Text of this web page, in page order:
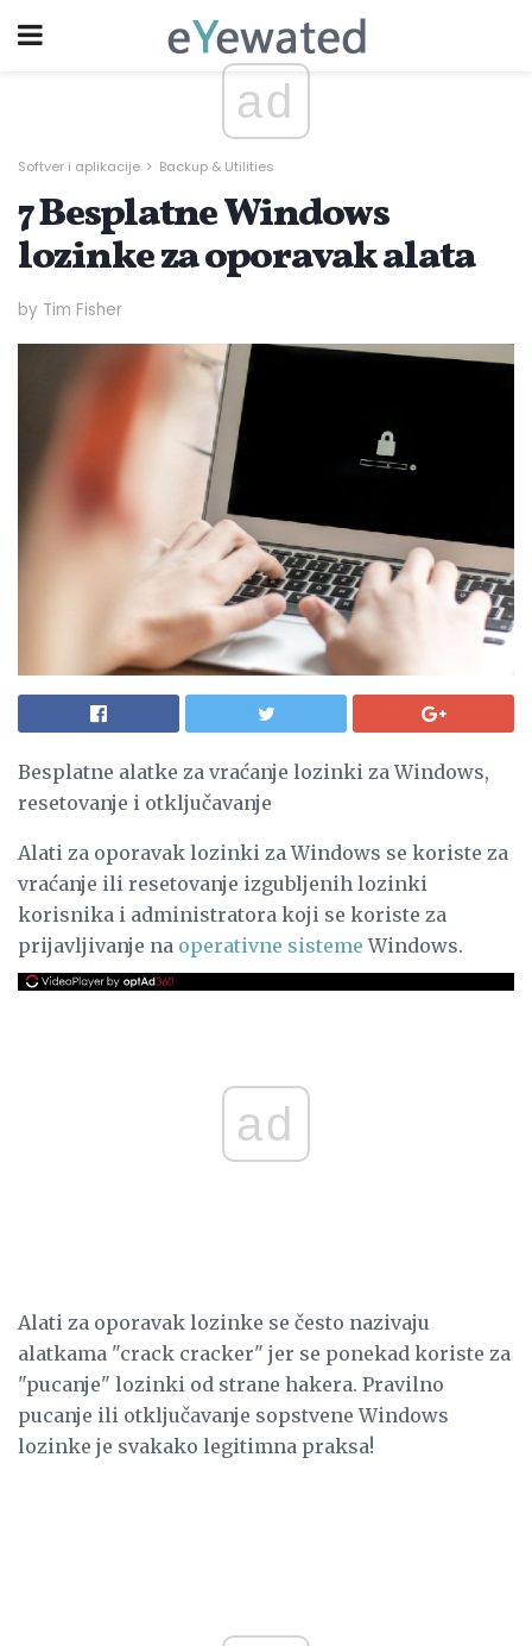
ad
Softver i aplikacije Backup & Utilities
7 Besplatne Windows
lozinke za oporavak alata
by Tim Fisher
Besplatne alatke za vraćanje lozinki za Windows,
resetovanje i otključavanje
Alati za oporavak lozinki za Windows se koriste za
vraćanje ili resetovanje izgubljenih lozinki
korisnika i administratora koji se koriste za
prijavljivanje na operativne sisteme Windows.
ad
Alati za oporavak lozinke se često nazivaju
alatkama "crack cracker" jer se ponekad koriste za
"pucanje" lozinki od strane hakera. Pravilno
pucanje ili otključavanje sopstvene Windows
lozinke je svakako legitimna praksa!